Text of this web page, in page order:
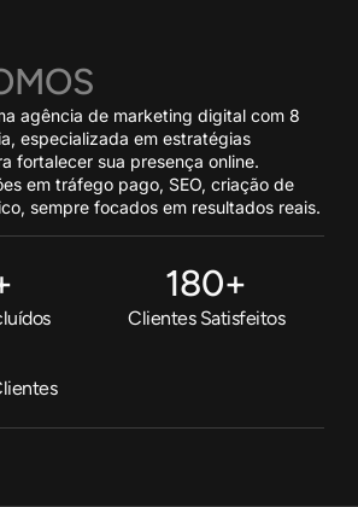
agência de marketing digital com 8
especializada em estratégias
fortalecer sua presença online.
em tráfego pago, SEO, criação de
sempre focados em resultados reais.
Clientes Satisfeitos
180+